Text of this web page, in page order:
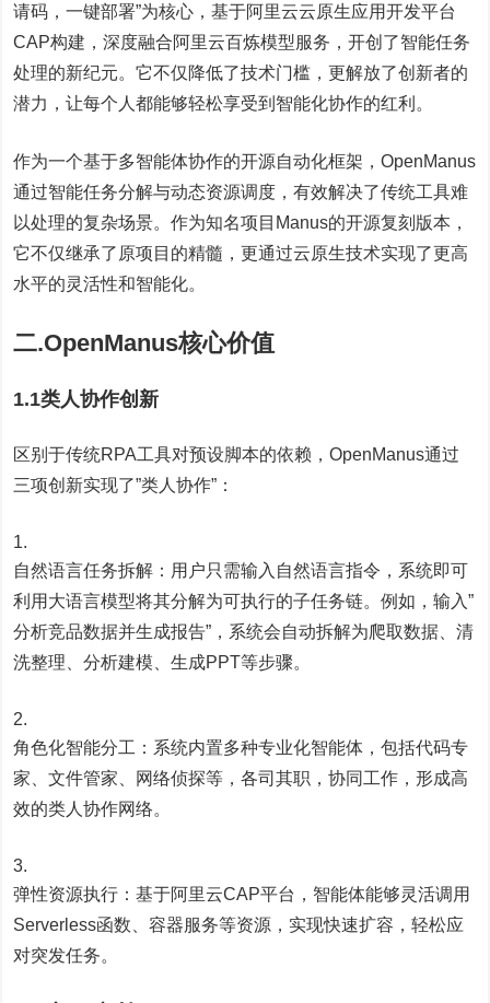
请码，一键部署”为核心，基于阿里云云原生应用开发平台
CAP构建，深度融合阿里云百炼模型服务，开创了智能任务
处理的新纪元。它不仅降低了技术门槛，更解放了创新者的
潜力，让每个人都能够轻松享受到智能化协作的红利。
作为一个基于多智能体协作的开源自动化框架，OpenManus
通过智能任务分解与动态资源调度，有效解决了传统工具难
以处理的复杂场景。作为知名项目Manus的开源复刻版本，
它不仅继承了原项目的精髓，更通过云原生技术实现了更高
水平的灵活性和智能化。
二.OpenManus核心价值
1.1类人协作创新
区别于传统RPA工具对预设脚本的依赖，OpenManus通过
三项创新实现了”类人协作”：
自然语言任务拆解：用户只需输入自然语言指令，系统即可
利用大语言模型将其分解为可执行的子任务链。例如，输入”
分析竞品数据并生成报告”，系统会自动拆解为爬取数据、清
洗整理、分析建模、生成PPT等步骤。
角色化智能分工：系统内置多种专业化智能体，包括代码专
家、文件管家、网络侦探等，各司其职，协同工作，形成高
效的类人协作网络。
弹性资源执行：基于阿里云CAP平台，智能体能够灵活调用
Serverless函数、容器服务等资源，实现快速扩容，轻松应
对突发任务。